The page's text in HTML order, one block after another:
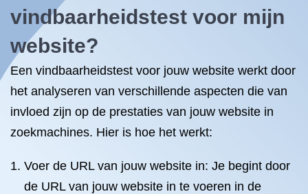
vindbaarheidstest voor mijn
website?
Een vindbaarheidstest voor jouw website werkt door
het analyseren van verschillende aspecten die van
invloed zijn op de prestaties van jouw website in
zoekmachines. Hier is hoe het werkt:
Voer de URL van jouw website in: Je begint door
de URL van jouw website in te voeren in de